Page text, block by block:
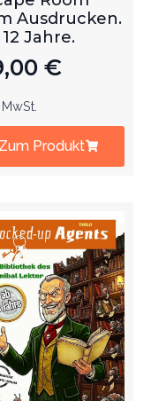
Ausdrucken.
Jahre.
€
Zum Produkt